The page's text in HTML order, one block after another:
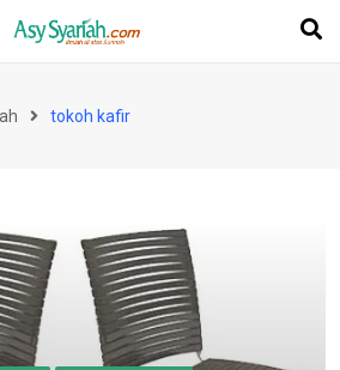
tokoh kafir